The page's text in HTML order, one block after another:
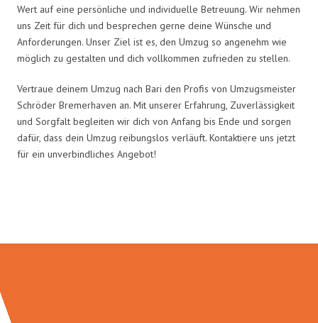
Wert auf eine persönliche und individuelle Betreuung. Wir nehmen
uns Zeit für dich und besprechen gerne deine Wünsche und
Anforderungen. Unser Ziel ist es, den Umzug so angenehm wie
möglich zu gestalten und dich vollkommen zufrieden zu stellen.
Vertraue deinem Umzug nach Bari den Profis von Umzugsmeister
Schröder Bremerhaven an. Mit unserer Erfahrung, Zuverlässigkeit
und Sorgfalt begleiten wir dich von Anfang bis Ende und sorgen
dafür, dass dein Umzug reibungslos verläuft. Kontaktiere uns jetzt
für ein unverbindliches Angebot!